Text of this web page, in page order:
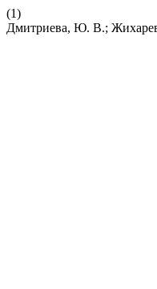
(1)
Дмитриева, Ю. В.;